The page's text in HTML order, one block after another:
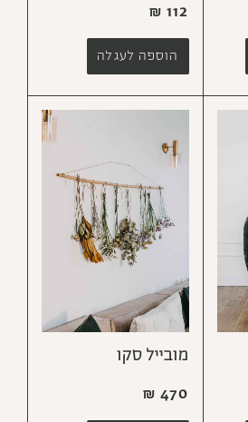
₪ 112
הוספה לעגלה
מובייל סקו
₪ 470